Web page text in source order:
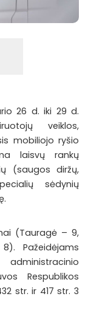
26 d. iki 29 d.
veiklos,
mobiliojo ryšio
laisvų rankų
(saugos diržų,
sėdynių
.
(Tauragė –9,
8). Pažeidėjams
administracinio
Respublikos
str.ir 417 str. 3